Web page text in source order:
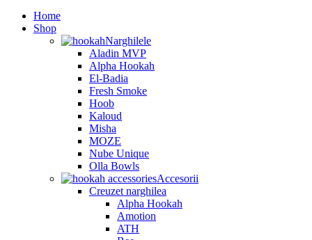
Home
Shop
Narghilele
Aladin MVP
Alpha Hookah
El-Badia
Fresh Smoke
Hoob
Kaloud
Misha
MOZE
Nube Unique
Olla Bowls
Accesorii
Creuzet narghilea
Alpha Hookah
Amotion
ATH